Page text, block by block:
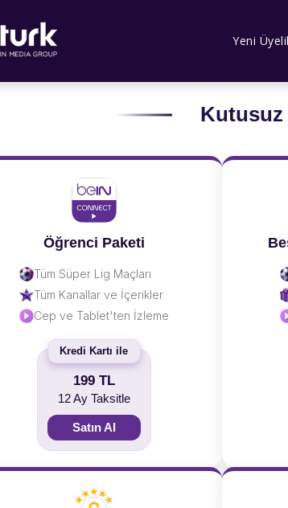
Yeni
Kutusuz
Öğrenci Paketi
Tüm Süper Lig Maçları
Tüm Kanallar ve İçerikler
Cep ve Tablet'ten İzleme
Kredi Kartı ile
199 TL
12 Ay Taksitle
Satın Al